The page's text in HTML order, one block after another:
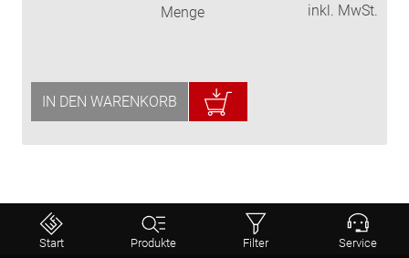
Menge inkl. MwSt.
IN DEN WARENKORB
Start Produkte Filter Service